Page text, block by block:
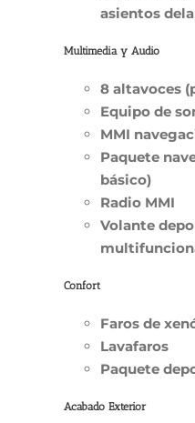
asientos
Multimedia y Audio
8 altavoces
Equipo de
MMI
Paquete
básico)
Radio MMI
Volante
Confort
Faros de
Lavafaros
Paquete
Acabado Exterior